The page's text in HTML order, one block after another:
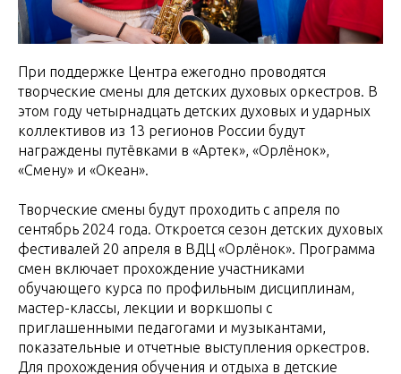
При поддержке Центра ежегодно проводятся
творческие смены для детских духовых оркестров. В
этом году четырнадцать детских духовых и ударных
коллективов из 13 регионов России будут
награждены путёвками в «Артек», «Орлёнок»,
«Смену» и «Океан».
Творческие смены будут проходить с апреля по
сентябрь 2024 года. Откроется сезон детских духовых
фестивалей 20 апреля в ВДЦ «Орлёнок». Программа
смен включает прохождение участниками
обучающего курса по профильным дисциплинам,
мастер-классы, лекции и воркшопы с
приглашенными педагогами и музыкантами,
показательные и отчетные выступления оркестров.
Для прохождения обучения и отдыха в детские